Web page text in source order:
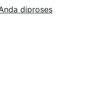
diproses